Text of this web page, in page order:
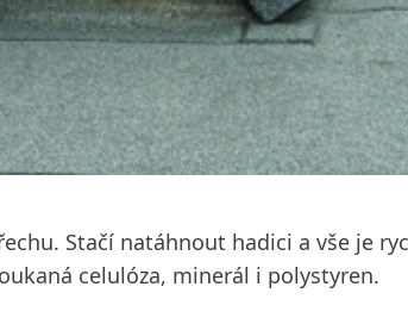
Stačí natáhnout hadici a vše je
celulóza, minerál i polystyren.